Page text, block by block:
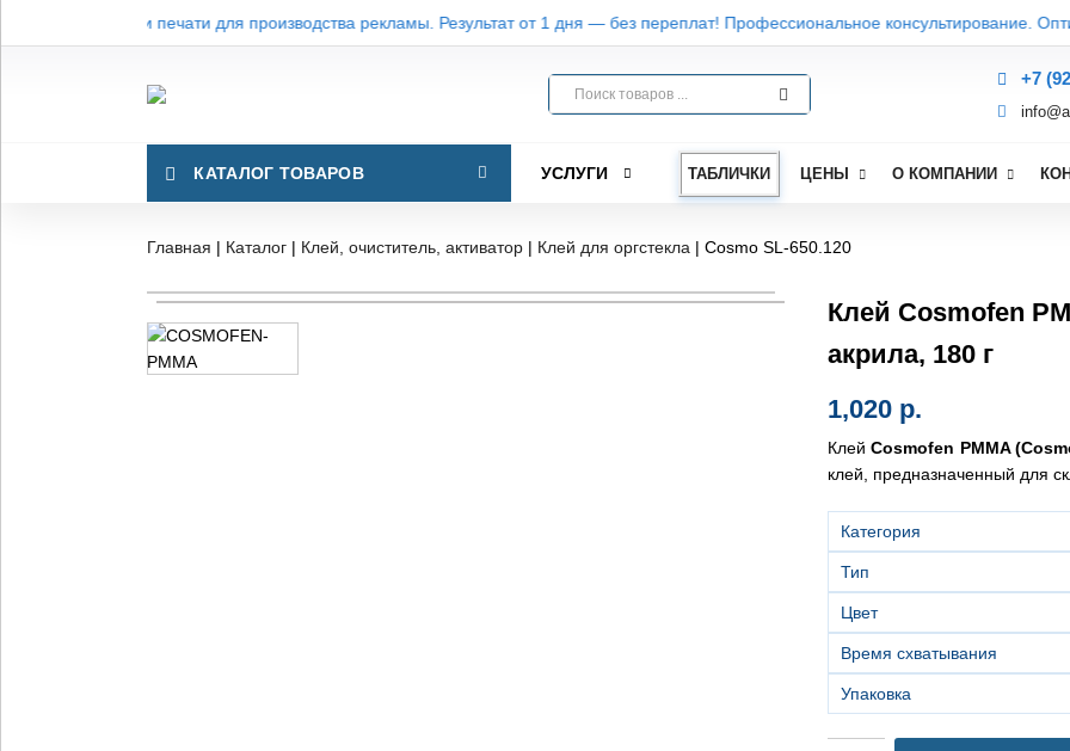
Услуги резки и печати для производства рекламы. Результат от 1 дня — без переплат! Профессиональное консультирование.
+7
КАТАЛОГ ТОВАРОВ УСЛУГИ ТАБЛИЧКИ ЦЕНЫ О КОМПАНИИ
Главная | Каталог| Клей, очиститель, активатор| Клей для оргстекла | Cosmo SL-650.120
Клей Cosmofen
акрила, 180 г
1,020 р.
КлейCosmofen PMMA
клей, предназначенный для
Категория
Тип
Цвет
Время схватывания
Упаковка